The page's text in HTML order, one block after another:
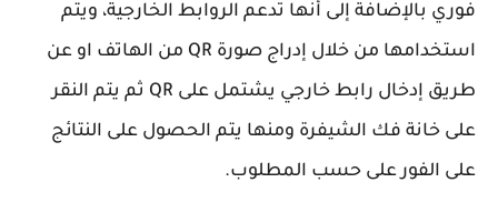
فوري بالإضافة إلى أنها تدعم الروابط الخارجية، ويتم
استخدامها من خلال إدراج صورة QR من الهاتف او عن
طريق إدخال رابط خارجي يشتمل على QR ثم يتم النقر
على خانة فك الشيفرة ومنها يتم الحصول على النتائج
على الفور على حسب المطلوب.